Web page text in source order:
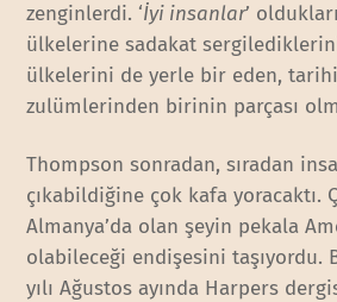
zenginlerdi. ‘İyi insanlar’
ülkelerine sadakat
ülkelerini de yerle bir eden,
zulümlerinden birinin parçası
Thompson sonradan, sıradan
çıkabildiğine çok kafa yoracaktı.
Almanya’da olan şeyin pekala
olabileceği endişesini taşıyordu.
yılı Ağustos ayında Harpers